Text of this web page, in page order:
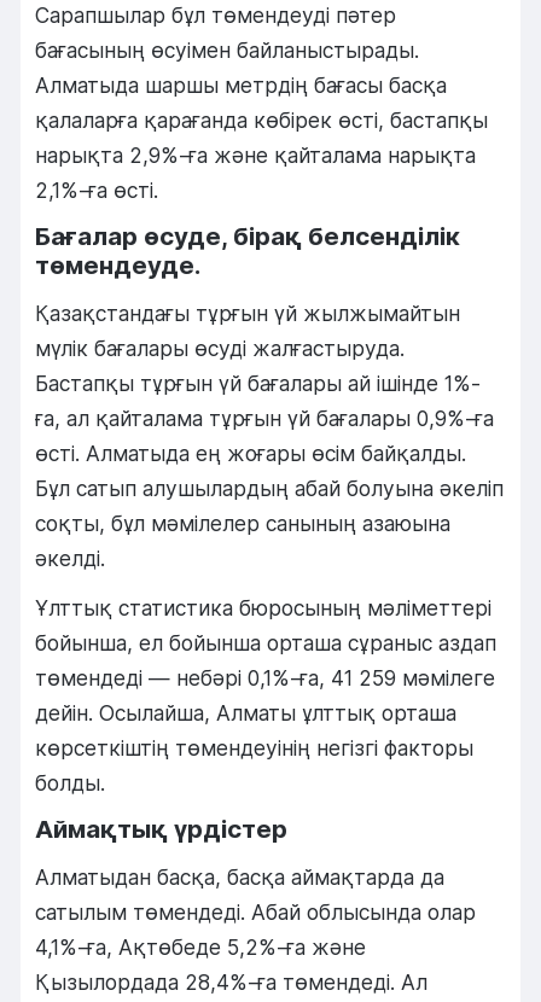
Сарапшылар бұл төмендеуді пәтер
бағасының өсуімен байланыстырады.
Алматыда шаршы метрдің бағасы басқа
қалаларға қарағанда көбірек өсті, бастапқы
нарықта 2,9%-ға және қайталама нарықта
2,1%-ға өсті.
Бағалар өсуде, бірақ белсенділік
төмендеуде.
Қазақстандағы тұрғын үй жылжымайтын
мүлік бағалары өсуді жалғастыруда.
Бастапқы тұрғын үй бағалары ай ішінде 1%-
ға, ал қайталама тұрғын үй бағалары 0,9%-ға
өсті. Алматыда ең жоғары өсім байқалды.
Бұл сатып алушылардың абай болуына әкеліп
соқты, бұл мәмілелер санының азаюына
әкелді.
Ұлттық статистика бюросының мәліметтері
бойынша, ел бойынша орташа сұраныс аздап
төмендеді — небәрі 0,1%-ға, 41 259 мәмілеге
дейін. Осылайша, Алматы ұлттық орташа
көрсеткіштің төмендеуінің негізгі факторы
болды.
Аймақтық үрдістер
Алматыдан басқа, басқа аймақтарда да
сатылым төмендеді. Абай облысында олар
4,1%-ға, Ақтөбеде 5,2%-ға және
Қызылордада 28,4%-ға төмендеді. Ал